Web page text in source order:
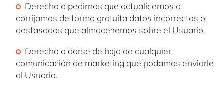
Derecho a pedirnos que actualicemos o
corrijamos de forma gratuita datos incorrectos o
desfasados que almacenemos sobre el Usuario.
Derecho a darse de baja de cualquier
comunicación de marketing que podamos enviarle
al Usuario.